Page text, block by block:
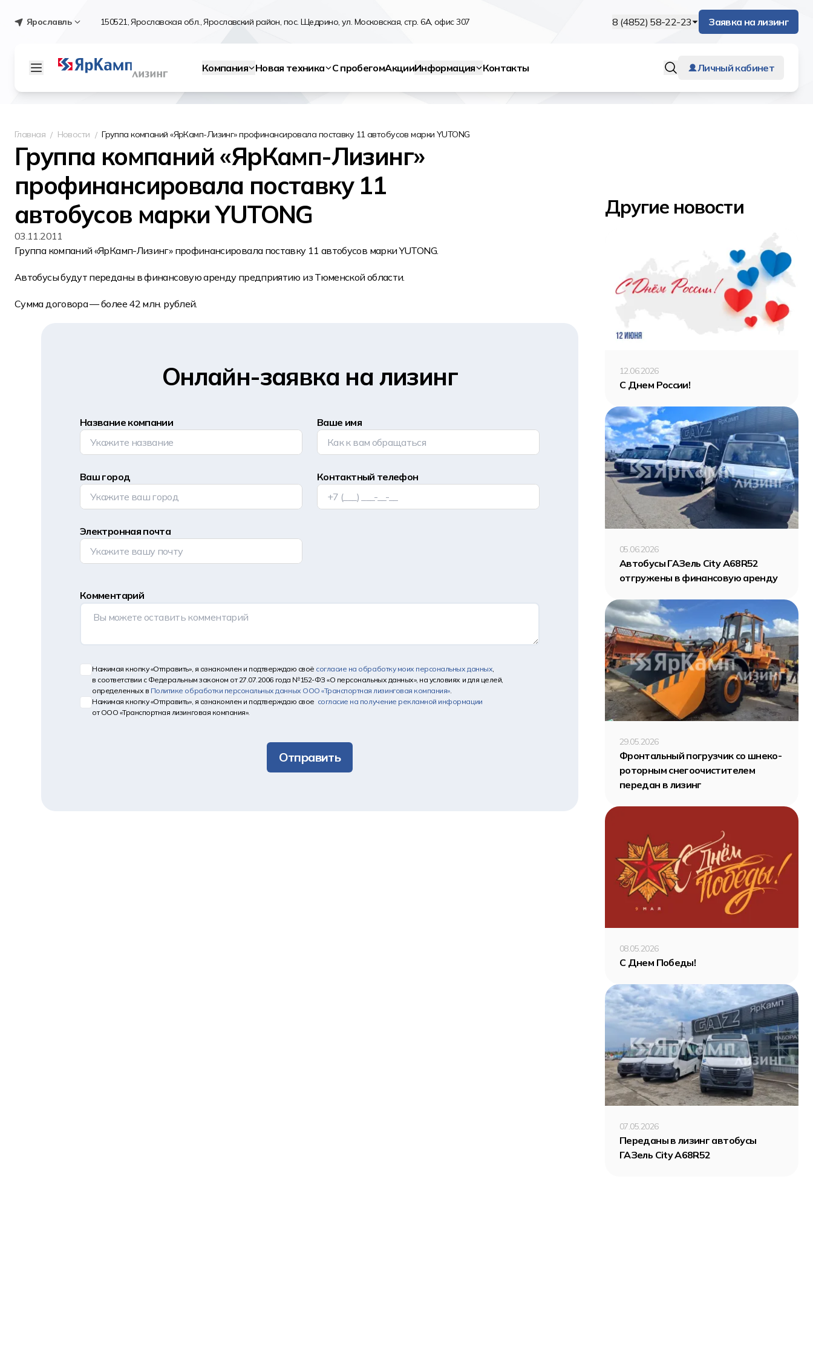
Ярославль 150521, Ярославская обл., Ярославский район, пос. Щедрино, ул. Московская, стр. 6А, офис 307 8 (4852) 58-22-23 Заявка на лизинг
Компания Новая техника С пробегомАкцииИнформация Контакты Личный кабинет
Главная Новости Группа компаний «ЯрКамп-Лизинг» профинансировала поставку 11 автобусов марки YUTONG
Группа компаний «ЯрКамп-Лизинг»
профинансировала поставку 11
автобусов марки YUTONG
03.11.2011
Группа компаний «ЯрКамп-Лизинг» профинансировала поставку 11 автобусов марки YUTONG.
Автобусы будут переданы в финансовую аренду предприятию из Тюменской области.
Сумма договора — более 42 млн. рублей.
Онлайн-заявка на лизинг
Название компании Ваше имя
Ваш город Контактный телефон
Электронная почта
Комментарий
Нажимая кнопку «Отправить», я ознакомлен и подтверждаю своё согласие на обработку моих персональных данных,
в соответствии с Федеральным законом от 27.07.2006 года №152-ФЗ «О персональных данных», на условиях и для целей,
определенных в Политике обработки персональных данных ООО «Транспортная лизинговая компания».
Нажимая кнопку «Отправить», я ознакомлен и подтверждаю свое согласие на получение рекламной информации
от ООО «Транспортная лизинговая компания».
Отправить
Другие новости
12.06.2026
С Днем России!
05.06.2026
Автобусы ГАЗель City A68R52
отгружены в финансовую аренду
29.05.2026
Фронтальный погрузчик со шнеко-
роторным снегоочистителем
передан в лизинг
08.05.2026
С Днем Победы!
07.05.2026
Переданы в лизинг автобусы
ГАЗель City A68R52